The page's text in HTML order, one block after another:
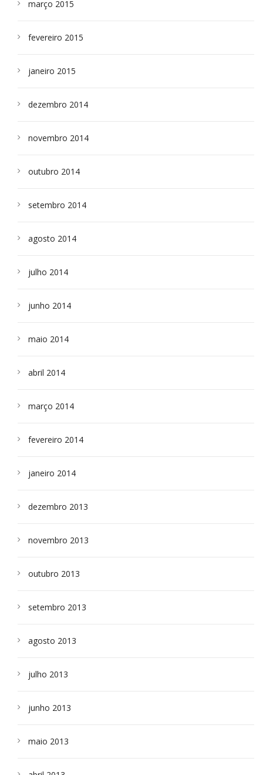
março 2015
fevereiro 2015
janeiro 2015
dezembro 2014
novembro 2014
outubro 2014
setembro 2014
agosto 2014
julho 2014
junho 2014
maio 2014
abril 2014
março 2014
fevereiro 2014
janeiro 2014
dezembro 2013
novembro 2013
outubro 2013
setembro 2013
agosto 2013
julho 2013
junho 2013
maio 2013